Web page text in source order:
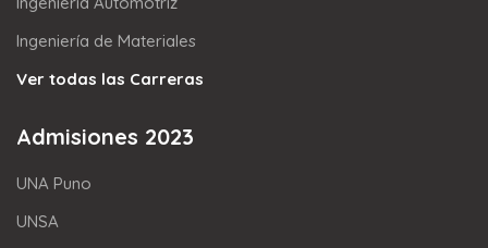
Ingeniería de Materiales
Ver todas las Carreras
Admisiones 2023
UNA Puno
UNSA